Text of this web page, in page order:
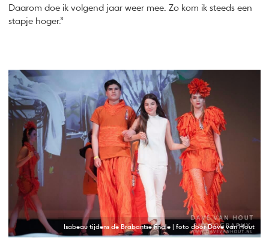
Daarom doe ik volgend jaar weer mee. Zo kom ik steeds een
stapje hoger.”
Isabeau tijdens de Brabantse finale | foto door Dave van Hout